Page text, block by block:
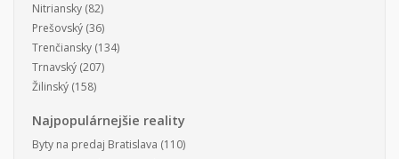
Nitriansky (82)
Prešovský (36)
Trenčiansky (134)
Trnavský (207)
Žilinský (158)
Najpopulárnejšie reality
Byty na predaj Bratislava (110)